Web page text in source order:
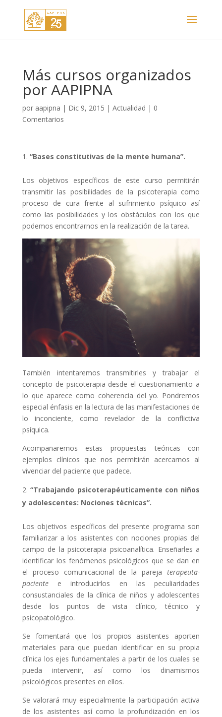
Más cursos organizados
por AAPIPNA
por aapipna | Dic 9, 2015 | Actualidad | 0
Comentarios
“Bases constitutivas de la mente humana”.
Los objetivos específicos de este curso permitirán
transmitir las posibilidades de la psicoterapia como
proceso de cura frente al sufrimiento psíquico así
como las posibilidades y los obstáculos con los que
podemos encontrarnos en la realización de la tarea.
También intentaremos transmitirles y trabajar el
concepto de psicoterapia desde el cuestionamiento a
lo que aparece como coherencia del yo. Pondremos
especial énfasis en la lectura de las manifestaciones de
lo inconciente, como revelador de la conflictiva
psíquica.
Acompañaremos estas propuestas teóricas con
ejemplos clínicos que nos permitirán acercarnos al
vivenciar del paciente que padece.
“Trabajando psicoterapéuticamente con niños
y adolescentes: Nociones técnicas”.
Los objetivos específicos del presente programa son
familiarizar a los asistentes con nociones propias del
campo de la psicoterapia psicoanalítica. Enseñarles a
identificar los fenómenos psicológicos que se dan en
el proceso comunicacional de la parejaterapeuta-
pacientee introducirlos en las peculiaridades
consustanciales de la clínica de niños y adolescentes
desde los puntos de vista clínico, técnico y
psicopatológico.
Se fomentará que los propios asistentes aporten
materiales para que puedan identificar en su propia
clínica los ejes fundamentales a partir de los cuales se
pueda intervenir, así como los dinamismos
psicológicos presentes en ellos.
Se valorará muy especialmente la participación activa
de los asistentes así como la profundización en los